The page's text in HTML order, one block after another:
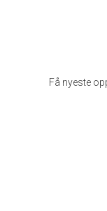
Få nyeste